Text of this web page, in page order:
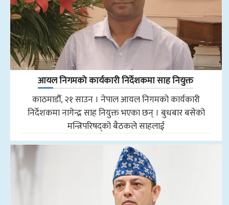
आयल निगमको कार्यकारी निर्देशकमा साह नियुक्त
काठमाडौँ, २१ साउन । नेपाल आयल निगमको कार्यकारी
निर्देशकमा नागेन्द्र साह नियुक्त भएका छन् । बुधबार बसेको
मन्त्रिपरिषद्को बैठकले साहलाई